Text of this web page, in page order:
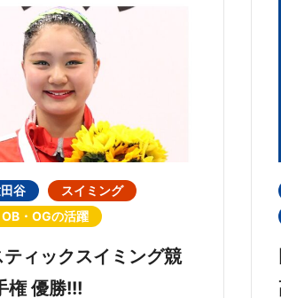
谷
スイミング
OB・OGの活躍
ティックスイミング競
権 優勝!!!